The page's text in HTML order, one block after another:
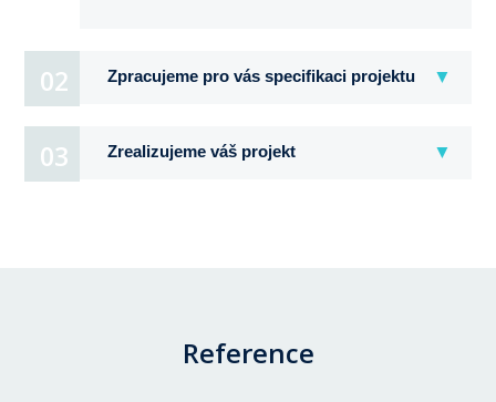
02 Zpracujeme pro vás specifikaci projektu
03 Zrealizujeme váš projekt
Reference